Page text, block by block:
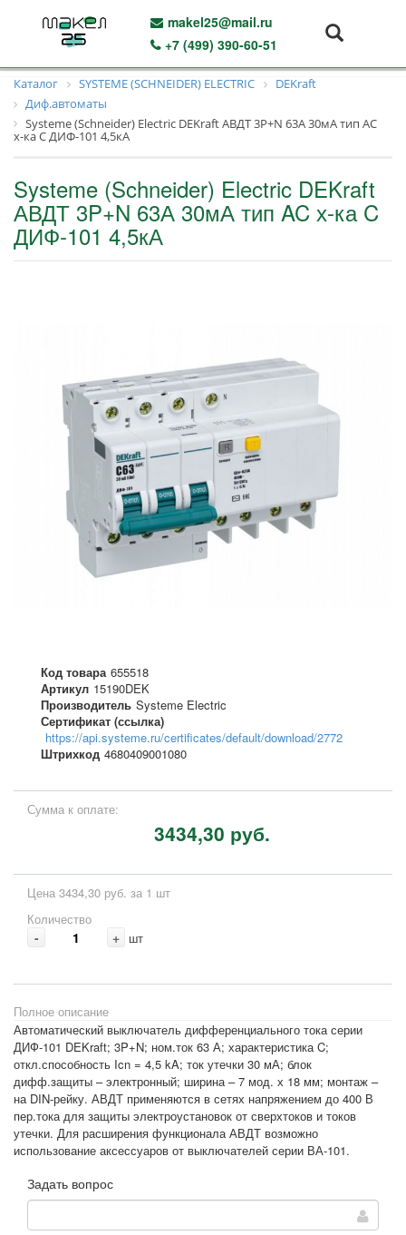
makel25@mail.ru
+7 (499) 390-60-51
Каталог SYSTEME (SCHNEIDER) ELECTRIC
DEKraft
Диф.автоматы
Systeme (Schneider) Electric DEKraft АВДТ 3P+N 63А 30мА тип AC
х-ка C ДИФ-101 4,5кА
Systeme (Schneider) Electric DEKraft
АВДТ 3P+N 63А 30мА тип AC х-ка C
ДИФ-101 4,5кА
Код товара 655518
Артикул 15190DEK
Производитель Systeme Electric
Сертификат (ссылка)
https://api.systeme.ru/certificates/default/download/2772
Штрихкод 4680409001080
Сумма к оплате:
3434,30 руб.
Цена 3434,30 руб. за 1 шт
Количество
- + шт
Полное описание
Автоматический выключатель дифференциального тока серии
ДИФ-101 DEKraft; 3P+N; ном.ток 63 А; характеристика C;
откл.способность Icn = 4,5 kA; ток утечки 30 мА; блок
дифф.защиты – электронный; ширина – 7 мод. х 18 мм; монтаж –
на DIN-рейку. АВДТ применяются в сетях напряжением до 400 В
пер.тока для защиты электроустановок от сверхтоков и токов
утечки. Для расширения функционала АВДТ возможно
использование аксессуаров от выключателей серии ВА-101.
Задать вопрос